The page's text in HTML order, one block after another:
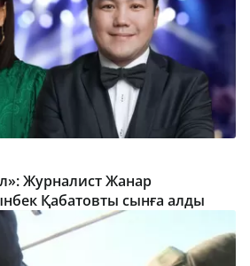
Журналист Жанар
Қабатовты сынға алды